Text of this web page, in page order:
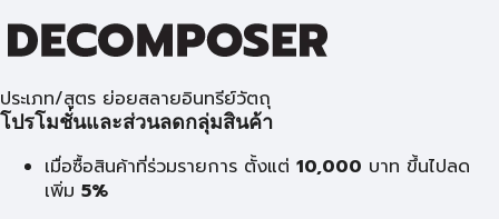
ประเภท/สูตร ย่อยสลายอินทรีย์วัตถุ
โปรโมชั่นและส่วนลดกลุ่มสินค้า
เมื่อซื้อสินค้าที่ร่วมรายการ ตั้งแต่ 10,000 บาท ขึ้นไปลด
เพิ่ม 5%